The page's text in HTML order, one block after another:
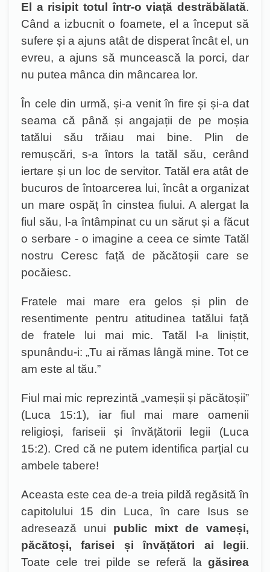
El a risipit totul într-o viață destrăbălată.
Când a izbucnit o foamete, el a început să
sufere și a ajuns atât de disperat încât el, un
evreu, a ajuns să muncească la porci, dar
nu putea mânca din mâncarea lor.
În cele din urmă, și-a venit în fire și și-a dat
seama că până și angajații de pe moșia
tatălui său trăiau mai bine. Plin de
remușcări, s-a întors la tatăl său, cerând
iertare și un loc de servitor. Tatăl era atât de
bucuros de întoarcerea lui, încât a organizat
un mare ospăț în cinstea fiului. A alergat la
fiul său, l-a întâmpinat cu un sărut și a făcut
o serbare - o imagine a ceea ce simte Tatăl
nostru Ceresc față de păcătoșii care se
pocăiesc.
Fratele mai mare era gelos și plin de
resentimente pentru atitudinea tatălui față
de fratele lui mai mic. Tatăl l-a liniștit,
spunându-i: „Tu ai rămas lângă mine. Tot ce
am este al tău.”
Fiul mai mic reprezintă „vameșii și păcătoșii”
(Luca 15:1), iar fiul mai mare oamenii
religioși, fariseii și învățătorii legii (Luca
15:2). Cred că ne putem identifica parțial cu
ambele tabere!
Aceasta este cea de-a treia pildă regăsită în
capitolului 15 din Luca, în care Isus se
adresează unui public mixt de vameși,
păcătoși, farisei și învățători ai legii.
Toate cele trei pilde se referă la găsirea